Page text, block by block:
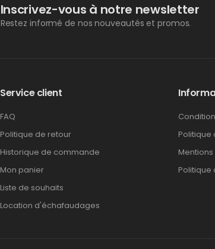
Inscrivez-vous à notre newsletter
Restez informé de nos nouveautés et promos.
Service client
FAQ
Politique de retour
Historique de commande
Mon panier
Liste de souhaits
Location d'échafaudages
Politique
Mentions
Politique